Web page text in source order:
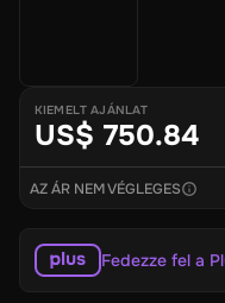
KIEMELT AJÁNLAT
US$ 750.84
AZ ÁR NEM VÉGLEGES
Fedezze fel a